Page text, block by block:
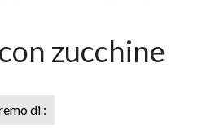
zucchine
di :